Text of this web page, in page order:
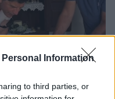
Personal Information
to third parties, or